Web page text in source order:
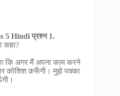
5 Hindi प्रश्न 1.
कहा?
कि अगर मैं अपना काम करने
कोशिश करूँगी। मुझे पक्का